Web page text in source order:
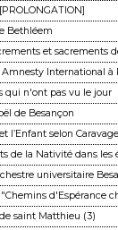
Bethléem
et sacrements
International à
qui n'ont pas vu le jour
de Besançon
l’Enfant selon Caravage
de la Nativité dans les
universitaire
d'Espérance
saint Matthieu (3)